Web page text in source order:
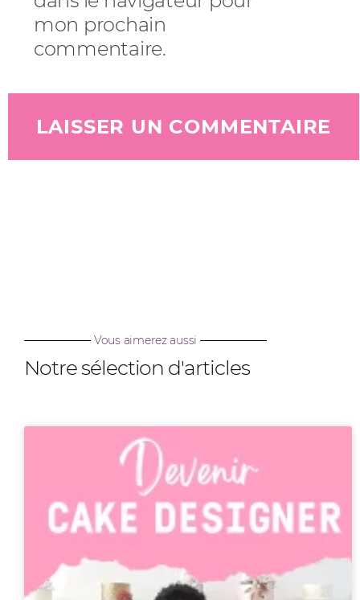
mon prochain
commentaire.
Vous aimerez aussi
Notre sélection d'articles